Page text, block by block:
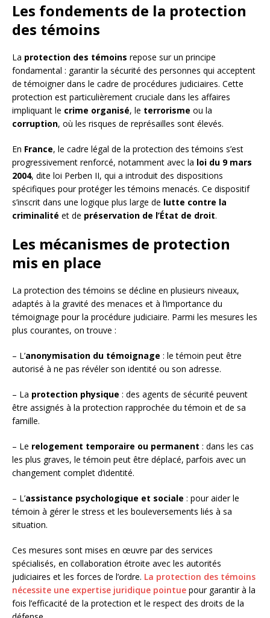
Les fondements de la protection
des témoins
La protection des témoins repose sur un principe
fondamental : garantir la sécurité des personnes qui acceptent
de témoigner dans le cadre de procédures judiciaires. Cette
protection est particulièrement cruciale dans les affaires
impliquant le crime organisé, le terrorisme ou la
corruption, où les risques de représailles sont élevés.
En France, le cadre légal de la protection des témoins s’est
progressivement renforcé, notamment avec la loi du 9 mars
2004, dite loi Perben II, qui a introduit des dispositions
spécifiques pour protéger les témoins menacés. Ce dispositif
s’inscrit dans une logique plus large de lutte contre la
criminalité et de préservation de l’État de droit.
Les mécanismes de protection
mis en place
La protection des témoins se décline en plusieurs niveaux,
adaptés à la gravité des menaces et à l’importance du
témoignage pour la procédure judiciaire. Parmi les mesures les
plus courantes, on trouve :
– L’anonymisation du témoignage : le témoin peut être
autorisé à ne pas révéler son identité ou son adresse.
– La protection physique : des agents de sécurité peuvent
être assignés à la protection rapprochée du témoin et de sa
famille.
– Le relogement temporaire ou permanent : dans les cas
les plus graves, le témoin peut être déplacé, parfois avec un
changement complet d’identité.
– L’assistance psychologique et sociale : pour aider le
témoin à gérer le stress et les bouleversements liés à sa
situation.
Ces mesures sont mises en œuvre par des services
spécialisés, en collaboration étroite avec les autorités
judiciaires et les forces de l’ordre. La protection des témoins
nécessite une expertise juridique pointue pour garantir à la
fois l’efficacité de la protection et le respect des droits de la